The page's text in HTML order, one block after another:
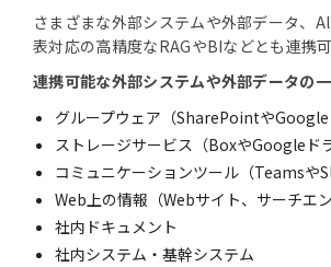
さまざまな外部システムや外部データ、
表対応の高精度なRAGやBIなどとも連携可
連携可能な外部システムや外部データの
グループウェア（SharePointやGoogle
ストレージサービス（BoxやGoogleド
コミュニケーションツール（Teamsや
Web上の情報（Webサイト、サーチエン
社内ドキュメント
社内システム・基幹システム